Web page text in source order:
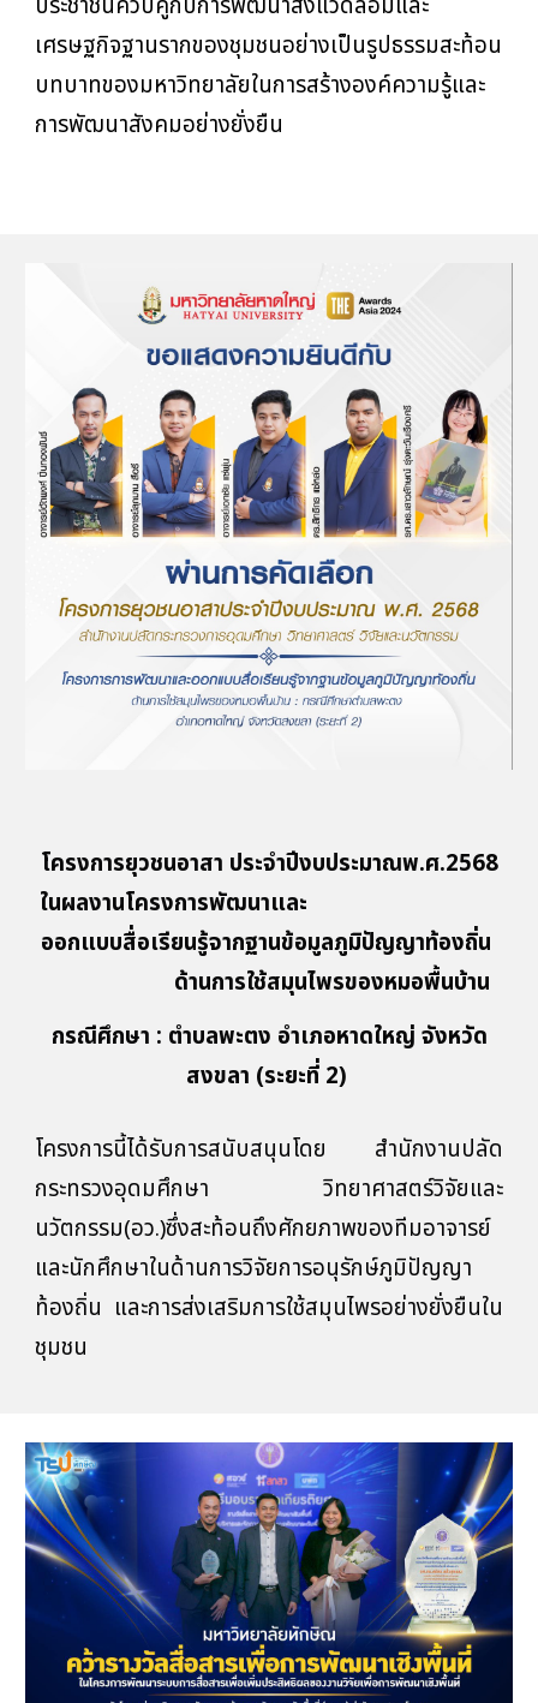
เศรษฐกิจฐานรากของชุมชนอย่างเป็นรูปธรรมสะท้อน
บทบาทของมหาวิทยาลัยในการสร้างองค์ความรู้และ
การพัฒนาสังคมอย่างยั่งยืน
โครงการยุวชนอาสา ประจำปีงบประมาณพ.ศ.2568
ในผลงานโครงการพัฒนาและ
ออกแบบสื่อเรียนรู้จากฐานข้อมูลภูมิปัญญาท้องถิ่น
ด้านการใช้สมุนไพรของหมอพื้นบ้าน
กรณีศึกษา : ตำบลพะตง อำเภอหาดใหญ่ จังหวัด
สงขลา (ระยะที่ 2)
โครงการนี้ได้รับการสนับสนุนโดย สำนักงานปลัด
กระทรวงอุดมศึกษา วิทยาศาสตร์วิจัยและ
นวัตกรรม(อว.)ซึ่งสะท้อนถึงศักยภาพของทีมอาจารย์
และนักศึกษาในด้านการวิจัยการอนุรักษ์ภูมิปัญญา
ท้องถิ่น และการส่งเสริมการใช้สมุนไพรอย่างยั่งยืนใน
ชุมชน